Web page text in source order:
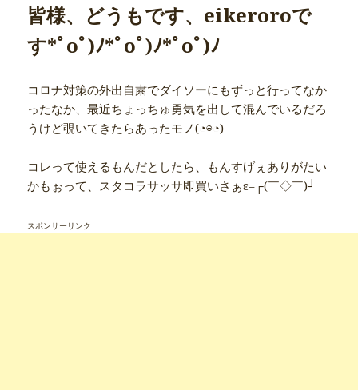
皆様、どうもです、eikeroroで
す*ﾟoﾟ)ﾉ*ﾟoﾟ)ﾉ*ﾟoﾟ)ﾉ
コロナ対策の外出自粛でダイソーにもずっと行ってなか
ったなか、最近ちょっちゅ勇気を出して混んでいるだろ
うけど覗いてきたらあったモノ(◔⊖◔)
コレって使えるもんだとしたら、もんすげぇありがたい
かもぉって、スタコラサッサ即買いさぁε=┌(￣◇￣)┘
スポンサーリンク